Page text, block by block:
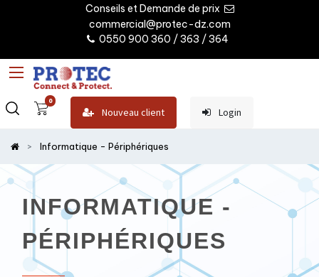
Conseils et Demande de prix
commercial@protec-dz.com
0550 900 360 / 363 / 364
0
Nouveau client Login
Informatique - Périphériques
INFORMATIQUE -
PÉRIPHÉRIQUES